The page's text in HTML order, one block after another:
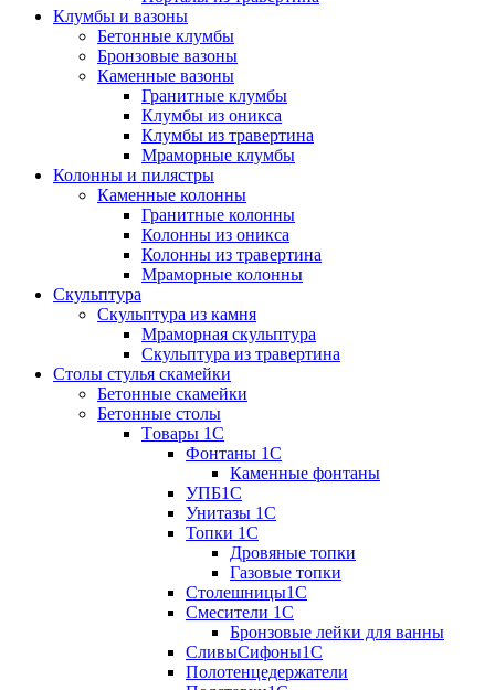
Клумбы и вазоны
Бетонные клумбы
Бронзовые вазоны
Каменные вазоны
Гранитные клумбы
Клумбы из оникса
Клумбы из травертина
Мраморные клумбы
Колонны и пилястры
Каменные колонны
Гранитные колонны
Колонны из оникса
Колонны из травертина
Мраморные колонны
Скульптура
Скульптура из камня
Мраморная скульптура
Скульптура из травертина
Столы стулья скамейки
Бетонные скамейки
Бетонные столы
Tовары 1C
Фонтаны 1C
Каменные фонтаны
УПБ1С
Унитазы 1С
Топки 1С
Дровяные топки
Газовые топки
Столешницы1С
Смесители 1С
Бронзовые лейки для ванны
СливыСифоны1С
Полотенцедержатели